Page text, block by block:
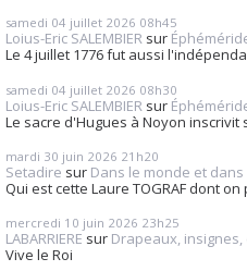
samedi 04 juillet 2026 08h45
Loius-Eric SALEMBIER sur
Le 4 juillet 1776 fut aussi
samedi 04 juillet 2026 08h30
Loius-Eric SALEMBIER sur
Le sacre d'Hugues à Noyon inscrivit
mardi 30 juin 2026 21h20
Setadire sur Dans le monde et
Qui est cette Laure TOGRAF dont
mercredi 10 juin 2026 23h25
LABARRIERE sur Drapeaux,
Vive le Roi